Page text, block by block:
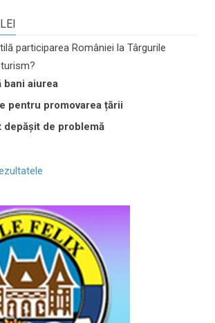
participarea României la Târgurile
bani aiurea
pentru promovarea țării
depășit de problemă